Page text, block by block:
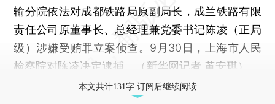
输分院依法对成都铁路局原副局长，成兰铁路有限
责任公司原董事长、总经理兼党委书记陈凌（正局
级）涉嫌受贿罪立案侦查。9月30日，上海市人民
检察院对陈凌决定逮捕。（新华网记者 黄安琪）
本文共计131字 订阅后继续阅读